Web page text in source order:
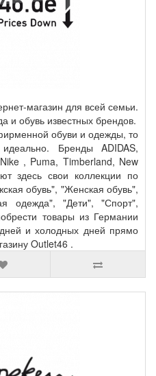
магазин для всей семьи.
и обувь известных брендов.
обуви и одежды, то
Бренды ADIDAS,
, Puma, Timberland, New
здесь свои коллекции по
обувь", "Женская обувь",
одежда", "Дети", "Спорт",
товары из Германии
и холодных дней прямо
Outlet46 .